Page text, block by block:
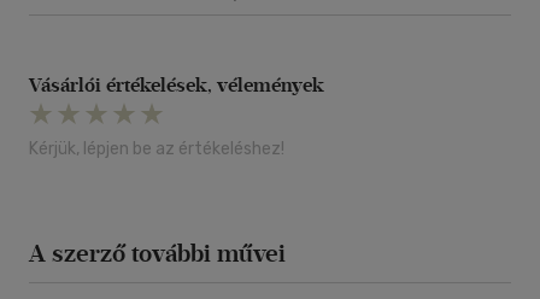
Vásárlói értékelések, vélemények
Kérjük, lépjen be az értékeléshez!
A szerző további művei